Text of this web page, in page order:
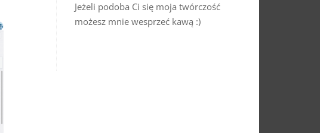
Jeżeli podoba Ci się moja twórczość
możesz mnie wesprzeć kawą :)